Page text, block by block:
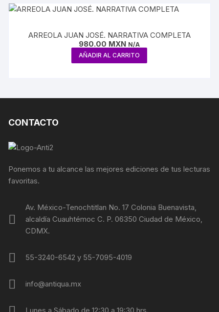
ARREOLA JUAN JOSÉ. NARRATIVA COMPLETA
980.00 MXN N/A
AÑADIR AL CARRITO
CONTACTO
Ponemos a tu alcance las mejores ediciones de tus lecturas
favoritas.
Av. México-Tenochtitlan No. 17 Colonia Buenavista,
alcaldía Cuauhtémoc C. P. 06350 Ciudad de México,
CDMX.
55-3240-6542 y 55-7095-4019
info@antiqua.mx